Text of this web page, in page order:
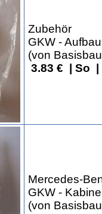
Zubehör
GKW -
(von
3.83 € | So
Mercedes-
GKW -
(von